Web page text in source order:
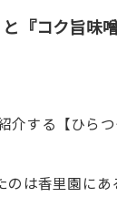
『コク旨味
介する【ひら
のは香里園に